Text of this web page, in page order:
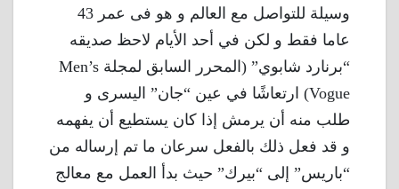
وسيلة للتواصل مع العالم و هو فى عمر 43
عاما فقط و لكن في أحد الأيام لاحظ صديقه
“برنارد شابوي” (المحرر السابق لمجلة Men’s
Vogue) ارتعاشًا في عين “جان” اليسرى و
طلب منه أن يرمش إذا كان يستطيع أن يفهمه
و قد فعل ذلك بالفعل سرعان ما تم إرساله من
“باريس” إلى “بيرك” حيث بدأ العمل مع معالج